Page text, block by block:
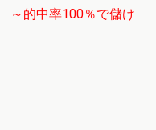
～的中率100％で儲け